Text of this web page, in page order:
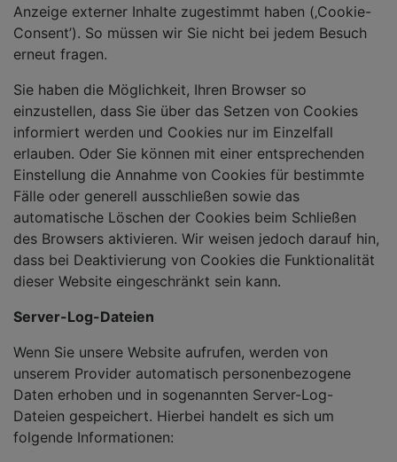
Anzeige externer Inhalte zugestimmt haben (‚Cookie-
Consent’). So müssen wir Sie nicht bei jedem Besuch
erneut fragen.
Sie haben die Möglichkeit, Ihren Browser so
einzustellen, dass Sie über das Setzen von Cookies
informiert werden und Cookies nur im Einzelfall
erlauben. Oder Sie können mit einer entsprechenden
Einstellung die Annahme von Cookies für bestimmte
Fälle oder generell ausschließen sowie das
automatische Löschen der Cookies beim Schließen
des Browsers aktivieren. Wir weisen jedoch darauf hin,
dass bei Deaktivierung von Cookies die Funktionalität
dieser Website eingeschränkt sein kann.
Server-Log-Dateien
Wenn Sie unsere Website aufrufen, werden von
unserem Provider automatisch personenbezogene
Daten erhoben und in sogenannten Server-Log-
Dateien gespeichert. Hierbei handelt es sich um
folgende Informationen: